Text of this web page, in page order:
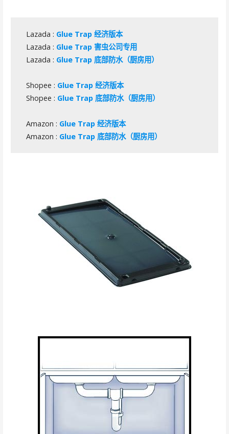
Lazada : Glue Trap 经济版本
Lazada : Glue Trap 害虫公司专用
Lazada : Glue Trap 底部防水（厨房用）
Shopee : Glue Trap 经济版本
Shopee : Glue Trap 底部防水（厨房用）
Amazon : Glue Trap 经济版本
Amazon : Glue Trap 底部防水（厨房用）